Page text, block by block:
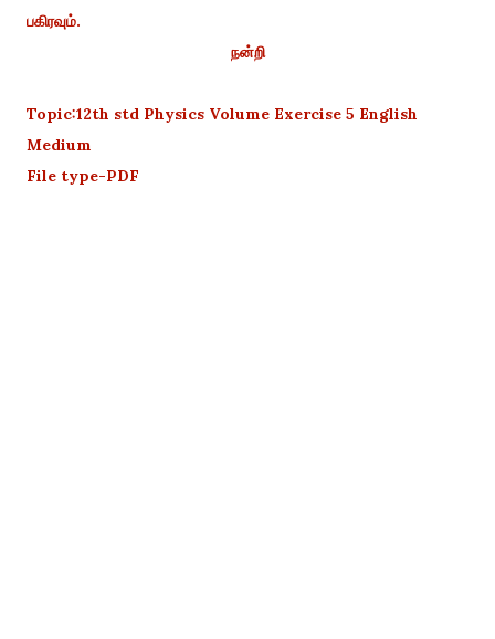
பகிரவும்.
நன்றி
Topic:12th std Physics Volume Exercise 5 English
Medium
File type-PDF